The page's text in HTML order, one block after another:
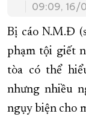
QUY HOẠCH TỈNH
TRƯỜNG SA BIỂN
CHUNG TAY CẢI
XÂY DỰNG NÔNG
TÀU - XE - MÁY BAY
KỶ NIỆM 370 NĂM
09:09, 16/
Bị cáo N.M.Đ
phạm tội giết
tòa có thể
nhưng nhiều
ngụy biện cho